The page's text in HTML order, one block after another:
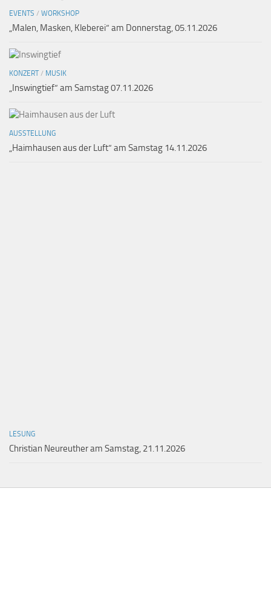
EVENTS / WORKSHOP
„Malen, Masken, Kleberei“ am Donnerstag, 05.11.2026
KONZERT/ MUSIK
„Inswingtief“ am Samstag 07.11.2026
AUSSTELLUNG
„Haimhausen aus der Luft“ am Samstag 14.11.2026
LESUNG
Christian Neureuther am Samstag, 21.11.2026